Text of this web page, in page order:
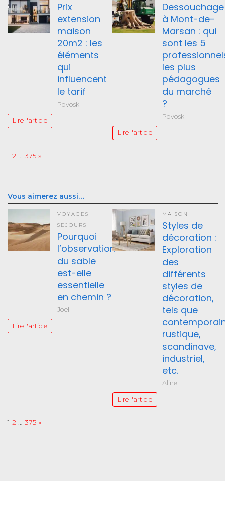
Prix
extension
maison
20m2 : les
éléments
qui
influencent
le tarif
Povoski
Lire l'article
Dessouchage
à Mont-de-
Marsan : qui
sont les 5
les plus
pédagogues
du marché
?
Povoski
Lire l'article
Page:
1 2 … 375 Next
»
Vous aimerez aussi…
VOYAGES
SÉJOURS
Pourquoi
l’observation
du sable
est-elle
essentielle
en chemin ?
Joel
Lire l'article
MAISON
Styles de
décoration :
Exploration
des
différents
styles de
décoration,
tels que
rustique,
scandinave,
industriel,
etc.
Aline
Lire l'article
Page:
1 2 … 375 Next
»